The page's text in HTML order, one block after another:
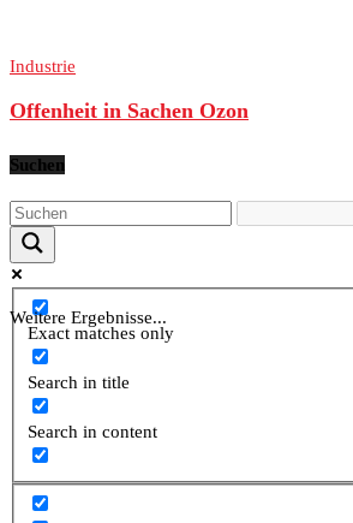
Industrie
Offenheit in Sachen Ozon
Suchen
Weitere Ergebnisse...
Exact matches only
Search in title
Search in content